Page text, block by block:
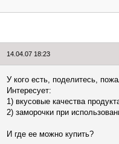
14.04.07 18:23
У кого есть, поделитесь,
Интересует:
1) вкусовые качества
2) заморочки при
И где ее можно купить?